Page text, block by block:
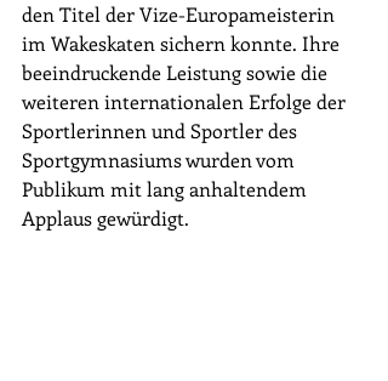
den Titel der Vize-Europameisterin
im Wakeskaten sichern konnte. Ihre
beeindruckende Leistung sowie die
weiteren internationalen Erfolge der
Sportlerinnen und Sportler des
Sportgymnasiums wurden vom
Publikum mit lang anhaltendem
Applaus gewürdigt.